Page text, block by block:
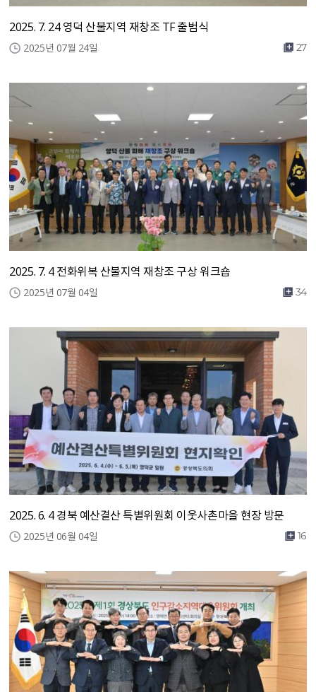
2025. 7. 24 영덕 산불지역 재창조 TF 출범식
2025년 07월 24일 27
2025. 7. 4 전화위복 산불지역 재창조 구상 워크숍
2025년 07월 04일 34
2025. 6. 4 경북 예산결산 특별위원회 이웃사촌마을 현장 방문
2025년 06월 04일 16